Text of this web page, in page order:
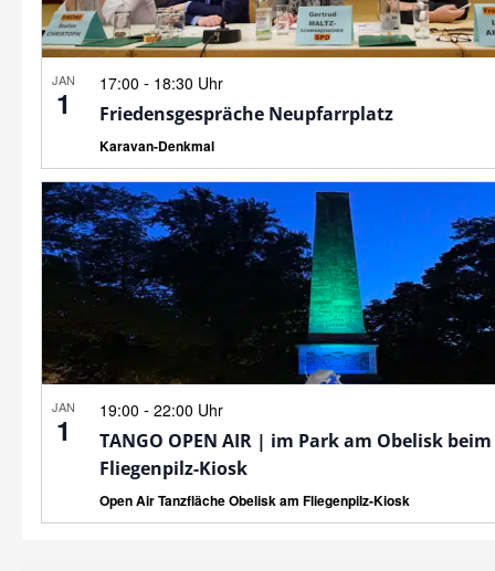
JAN
1
17:00 - 18:30 Uhr
Friedensgespräche Neupfarrplatz
Karavan-Denkmal
JAN
1
19:00 - 22:00 Uhr
TANGO OPEN AIR | im Park am Obelisk beim
Fliegenpilz-Kiosk
Open Air Tanzfläche Obelisk am Fliegenpilz-Kiosk